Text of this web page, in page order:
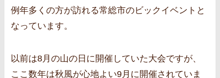
例年多くの方が訪れる常総市のビックイベントと
なっています。
以前は8月の山の日に開催していた大会ですが、
ここ数年は秋風が心地よい9月に開催されていま